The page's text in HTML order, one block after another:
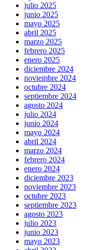
julio 2025
junio 2025
mayo 2025
abril 2025
marzo 2025
febrero 2025
enero 2025
diciembre 2024
noviembre 2024
octubre 2024
septiembre 2024
agosto 2024
julio 2024
junio 2024
mayo 2024
abril 2024
marzo 2024
febrero 2024
enero 2024
diciembre 2023
noviembre 2023
octubre 2023
septiembre 2023
agosto 2023
julio 2023
junio 2023
mayo 2023